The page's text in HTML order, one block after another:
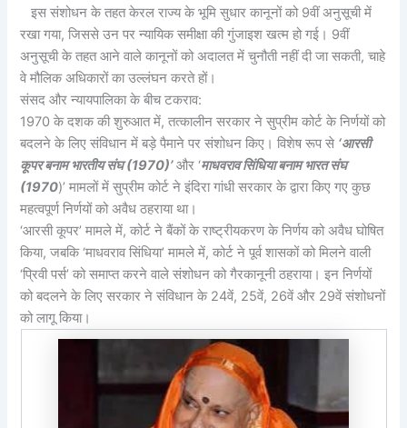
इस संशोधन के तहत केरल राज्य के भूमि सुधार कानूनों को 9वीं अनुसूची में
रखा गया, जिससे उन पर न्यायिक समीक्षा की गुंजाइश खत्म हो गई। 9वीं
अनुसूची के तहत आने वाले कानूनों को अदालत में चुनौती नहीं दी जा सकती, चाहे
वे मौलिक अधिकारों का उल्लंघन करते हों।
संसद और न्यायपालिका के बीच टकराव:
1970 के दशक की शुरुआत में, तत्कालीन सरकार ने सुप्रीम कोर्ट के निर्णयों को
बदलने के लिए संविधान में बड़े पैमाने पर संशोधन किए। विशेष रूप से ‘आरसी
कूपर बनाम भारतीय संघ (1970)’और ‘माधवराव सिंधिया बनाम भारत संघ
(1970)’ मामलों में सुप्रीम कोर्ट ने इंदिरा गांधी सरकार के द्वारा किए गए कुछ
महत्वपूर्ण निर्णयों को अवैध ठहराया था।
‘आरसी कूपर’ मामले में, कोर्ट ने बैंकों के राष्ट्रीयकरण के निर्णय को अवैध घोषित
किया, जबकि ‘माधवराव सिंधिया’ मामले में, कोर्ट ने पूर्व शासकों को मिलने वाली
‘प्रिवी पर्स’ को समाप्त करने वाले संशोधन को गैरकानूनी ठहराया। इन निर्णयों
को बदलने के लिए सरकार ने संविधान के 24वें, 25वें, 26वें और 29वें संशोधनों
को लागू किया।